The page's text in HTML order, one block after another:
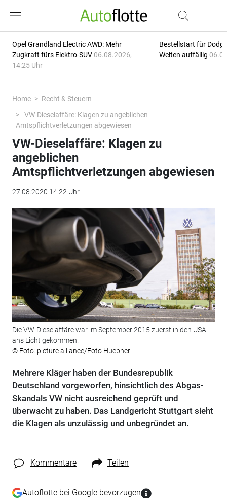
Opel Grandland Electric AWD: Mehr
Zugkraft fürs Elektro-SUV 06.08.2026,
14:25 Uhr
Bestellstart für
Welten auffällig
Home
Recht & Steuern
VW-Dieselaffäre: Klagen zu angeblichen
Amtspflichtverletzungen abgewiesen
VW-Dieselaffäre: Klagen zu
angeblichen
Amtspflichtverletzungen abgewiesen
27.08.2020 14:22 Uhr
Die VW-Dieselaffäre war im September 2015 zuerst in den USA
ans Licht gekommen.
© Foto: picture alliance/Foto Huebner
Mehrere Kläger haben der Bundesrepublik
Deutschland vorgeworfen, hinsichtlich des Abgas-
Skandals VW nicht ausreichend geprüft und
überwacht zu haben. Das Landgericht Stuttgart sieht
die Klagen als unzulässig und unbegründet an.
Kommentare Teilen
Autoflotte bei Google bevorzugen